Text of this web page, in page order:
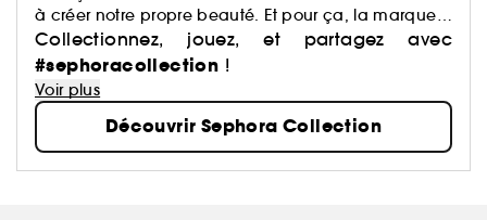
à créer notre propre beauté. Et pour ça, la marque
a justement imaginé des centaines de produits : du
maquillage aux soins, du capillaire au parfum, du
bain aux compléments alimentaires,… Avec pour
mission de démocratiser une beauté performante.
Collectionnez, jouez, et partagez avec
#sephoracollection !
Voir plus
Découvrir Sephora Collection